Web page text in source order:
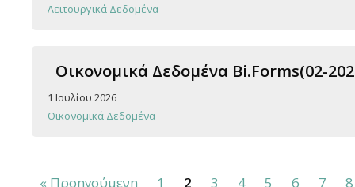
Λειτουργικά Δεδομένα
Οικονομικά Δεδομένα Bi.Forms(02-
1 Ιουλίου 2026
Οικονομικά Δεδομένα
« Προηγούμενη 1 2 3 4 5 6 7 8